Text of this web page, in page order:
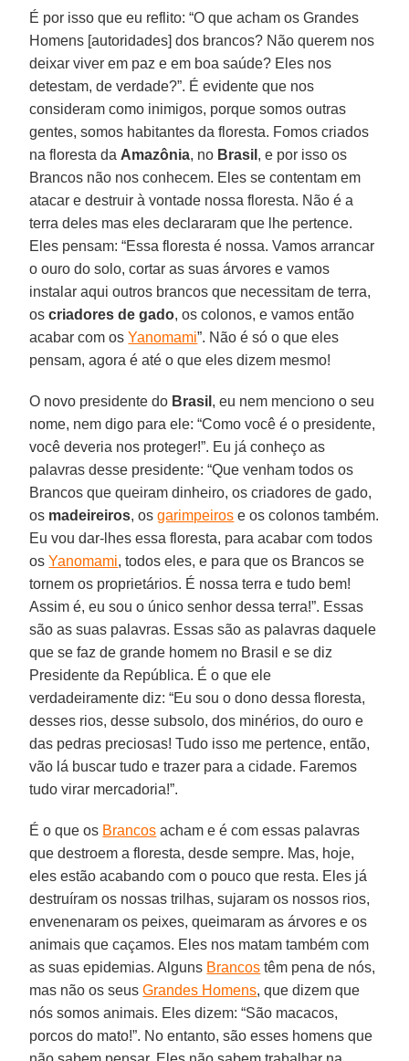
É por isso que eu reflito: “O que acham os Grandes
Homens [autoridades] dos brancos? Não querem nos
deixar viver em paz e em boa saúde? Eles nos
detestam, de verdade?”. É evidente que nos
consideram como inimigos, porque somos outras
gentes, somos habitantes da floresta. Fomos criados
na floresta da Amazônia, no Brasil , e por isso os
Brancos não nos conhecem. Eles se contentam em
atacar e destruir à vontade nossa floresta. Não é a
terra deles mas eles declararam que lhe pertence.
Eles pensam: “Essa floresta é nossa. Vamos arrancar
o ouro do solo, cortar as suas árvores e vamos
instalar aqui outros brancos que necessitam de terra,
oscriadores de gado, os colonos, e vamos então
acabar com osYanomami”. Não é só o que eles
pensam, agora é até o que eles dizem mesmo!
O novo presidente do Brasil , eu nem menciono o seu
nome, nem digo para ele: “Como você é o presidente,
você deveria nos proteger!”. Eu já conheço as
palavras desse presidente: “Que venham todos os
Brancos que queiram dinheiro, os criadores de gado,
os madeireiros, osgarimpeiros e os colonos também.
Eu vou dar-lhes essa floresta, para acabar com todos
osYanomami, todos eles, e para que os Brancos se
tornem os proprietários. É nossa terra e tudo bem!
Assim é, eu sou o único senhor dessa terra!”. Essas
são as suas palavras. Essas são as palavras daquele
que se faz de grande homem no Brasil e se diz
Presidente da República. É o que ele
verdadeiramente diz: “Eu sou o dono dessa floresta,
desses rios, desse subsolo, dos minérios, do ouro e
das pedras preciosas! Tudo isso me pertence, então,
vão lá buscar tudo e trazer para a cidade. Faremos
tudo virar mercadoria!”.
É o que os Brancos acham e é com essas palavras
que destroem a floresta, desde sempre. Mas, hoje,
eles estão acabando com o pouco que resta. Eles já
destruíram os nossas trilhas, sujaram os nossos rios,
envenenaram os peixes, queimaram as árvores e os
animais que caçamos. Eles nos matam também com
as suas epidemias. Alguns Brancos têm pena de nós,
mas não os seusGrandes Homens, que dizem que
nós somos animais. Eles dizem: “São macacos,
porcos do mato!”. No entanto, são esses homens que